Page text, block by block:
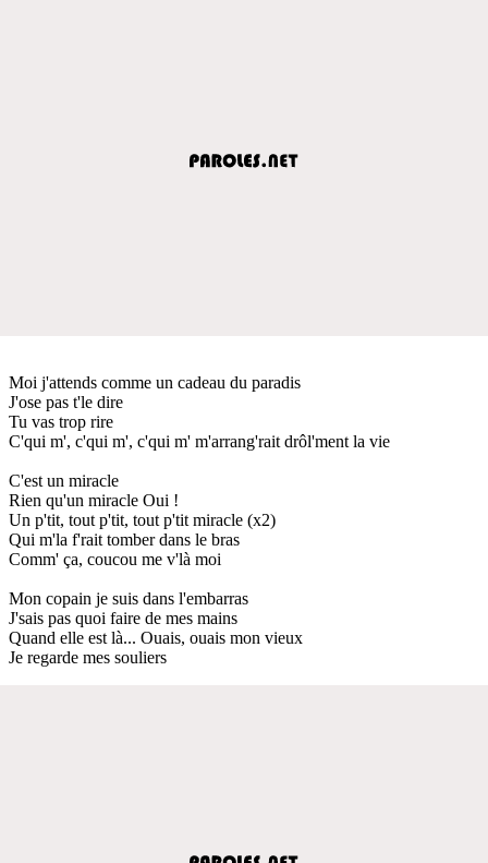
Moi j'attends comme un cadeau du paradis
J'ose pas t'le dire
Tu vas trop rire
C'qui m', c'qui m', c'qui m' m'arrang'rait drôl'ment la vie
C'est un miracle
Rien qu'un miracle Oui !
Un p'tit, tout p'tit, tout p'tit miracle (x2)
Qui m'la f'rait tomber dans le bras
Comm' ça, coucou me v'là moi
Mon copain je suis dans l'embarras
J'sais pas quoi faire de mes mains
Quand elle est là... Ouais, ouais mon vieux
Je regarde mes souliers